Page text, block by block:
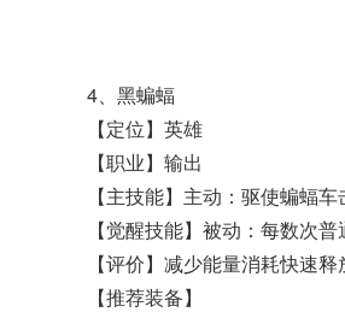
4、黑蝙蝠
【定位】英雄
【职业】输出
【主技能】主动：驱使蝙蝠
【觉醒技能】被动：每数次
【评价】减少能量消耗快速
【推荐装备】